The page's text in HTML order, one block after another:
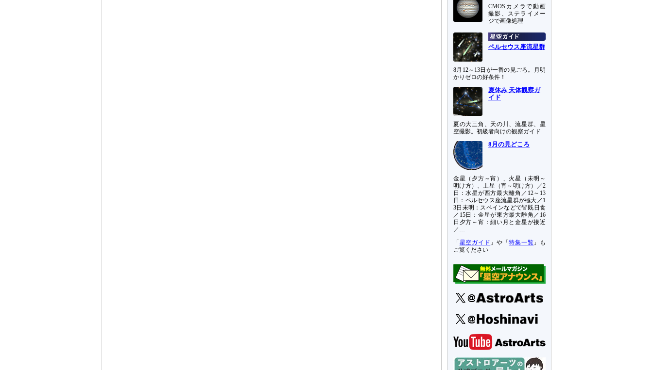
CMOSカメラで動画
撮影、ステライメー
ジで画像処理
ペルセウス座流星群
8月12～13日が一番の見ごろ。月明
かりゼロの好条件！
夏休み 天体観察ガ
イド
夏の大三角、天の川、流星群、星
空撮影。初級者向けの観察ガイド
8月の見どころ
金星（夕方～宵）、火星（未明～
明け方）、土星（宵～明け方）／2
日：水星が西方最大離角／12～13
日：ペルセウス座流星群が極大／1
3日未明：スペインなどで皆既日食
／15日：金星が東方最大離角／16
日夕方～宵：細い月と金星が接近
／…
「 星空ガイド 」や「特集一覧 」も
ご覧ください